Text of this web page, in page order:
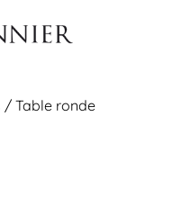
/ Table ronde